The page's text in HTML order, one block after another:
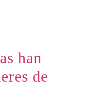
han
de